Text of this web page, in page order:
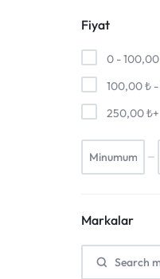
Fiyat
0 -100,00
100,00₺ -
250,00₺+
Markalar